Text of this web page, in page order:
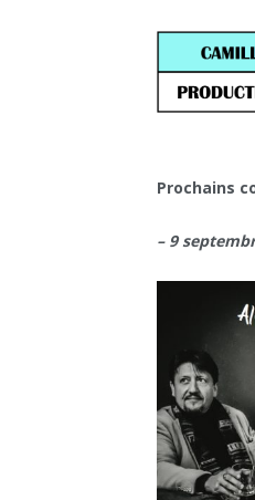
Prochains
– 9